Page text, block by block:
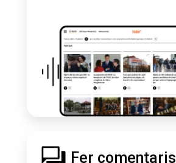
Fer comentaris